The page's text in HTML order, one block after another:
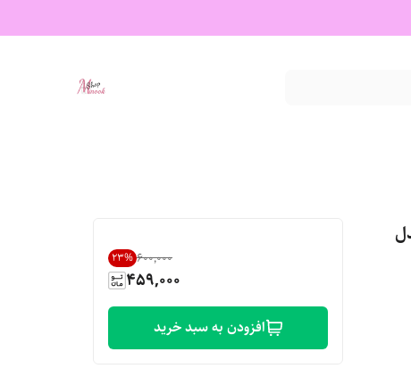
۶۰۰٬۰۰۰ 23%
459,000
افزودن به سبد خرید